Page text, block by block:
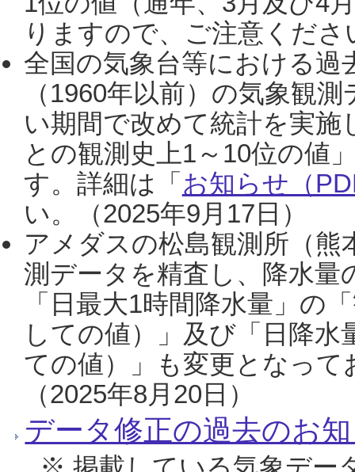
りますので、ご注意くだ
全国の気象台等における過
（1960年以前）の気象観
い期間で改めて統計を実
との観測史上1～10位の値
す。詳細は「 お知らせ（
い。（2025年9月17日）
アメダスの松島観測所（熊
測データを精査し、降水
「日最大1時間降水量」の
しての値）」及び「日降
ての値）」も変更となっ
（2025年8月20日）
データ修正の過去のお